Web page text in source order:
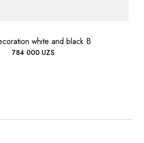
white and black B
784 000 UZS